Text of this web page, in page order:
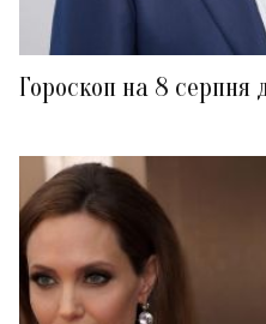
Гороскоп на 8 серпня